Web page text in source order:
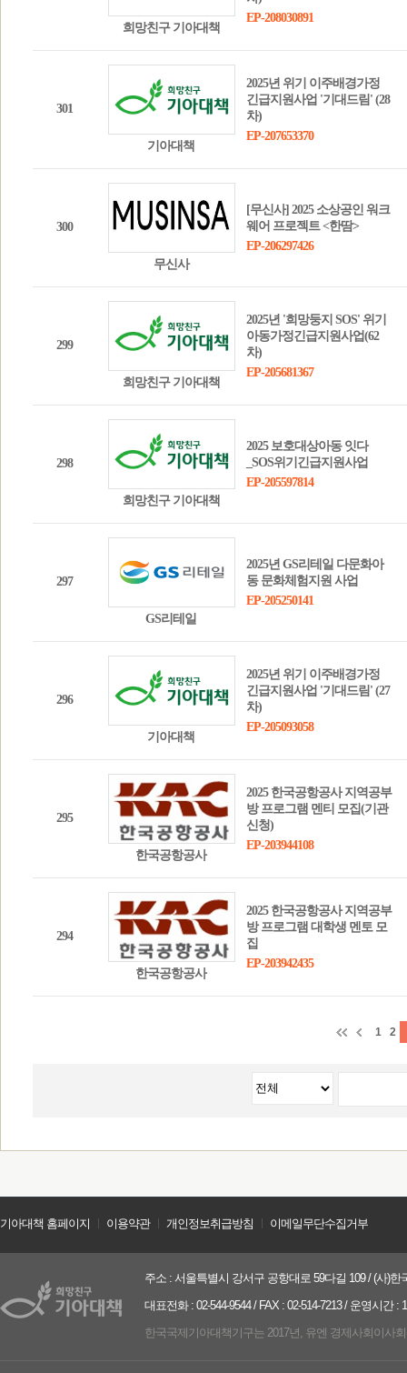
희망친구 기아대책
EP-208030891
301
기아대책
2025년 위기 이주배경가정
긴급지원사업 '기대드림' (28
차)
EP-207653370
300
무신사
[무신사] 2025 소상공인 워크
웨어 프로젝트 <한땀>
EP-206297426
299
희망친구 기아대책
2025년 '희망둥지 SOS' 위기
아동가정긴급지원사업(62
차)
EP-205681367
298
희망친구 기아대책
2025 보호대상아동 잇다
_SOS위기긴급지원사업
EP-205597814
297
GS리테일
2025년 GS리테일 다문화아
동 문화체험지원 사업
EP-205250141
296
기아대책
2025년 위기 이주배경가정
긴급지원사업 '기대드림' (27
차)
EP-205093058
295
한국공항공사
2025 한국공항공사 지역공부
방 프로그램 멘티 모집(기관
신청)
EP-203944108
294
한국공항공사
2025 한국공항공사 지역공부
방 프로그램 대학생 멘토 모
집
EP-203942435
1 2
기아대책 홈페이지 이용약관 개인정보취급방침 이메일무단수집거부
주소 : 서울특별시 강서구 공항대로 59다길 109 / (사)
대표전화 : 02-544-9544 / FAX : 02-514-7213 / 운영시간 :
한국국제기아대책기구는 2017년, 유엔 경제사회이사